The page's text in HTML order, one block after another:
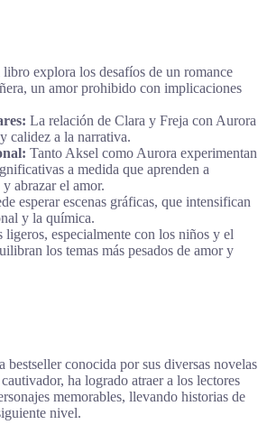
explora los desafíos de un romance
un amor prohibido con implicaciones
La relación de Clara y Freja con Aurora
calidez a la narrativa.
Tanto Aksel como Aurora experimentan
a medida que aprenden a
abrazar el amor.
esperar escenas gráficas, que intensifican
y la química.
ligeros, especialmente con los niños y el
los temas más pesados de amor y
bestseller conocida por sus diversas novelas
ha logrado atraer a los lectores
memorables, llevando historias de
nivel.